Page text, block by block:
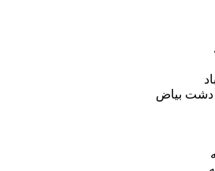
بیاض